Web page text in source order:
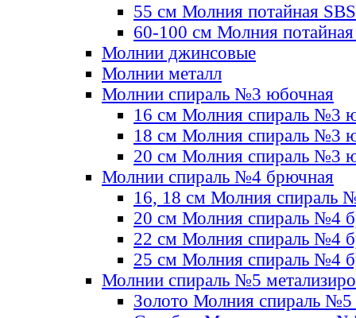
55 см Молния потайная SBS
60-100 см Молния
Молнии джинсовые
Молнии металл
Молнии спираль №3 юбочная
16 см Молния спираль №3
18 см Молния спираль №3
20 см Молния спираль №3
Молнии спираль №4 брючная
16, 18 см Молния спираль
20 см Молния спираль №4
22 см Молния спираль №4
25 см Молния спираль №4
Молнии спираль №5
Золото Молния спираль №5